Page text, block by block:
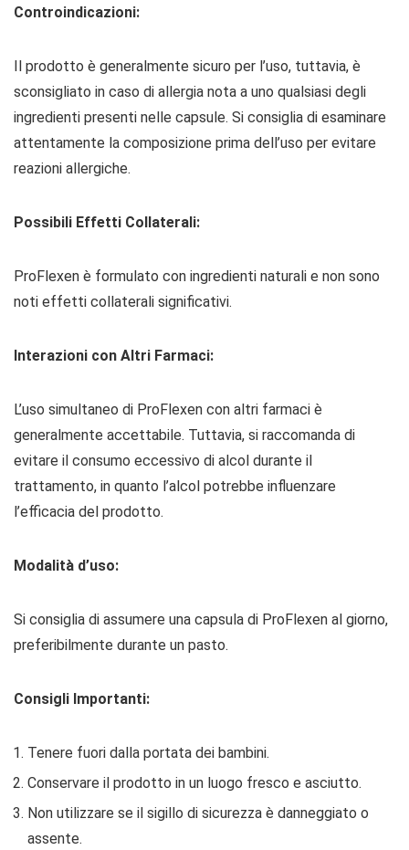
Controindicazioni:
Il prodotto è generalmente sicuro per l’uso, tuttavia, è
sconsigliato in caso di allergia nota a uno qualsiasi degli
ingredienti presenti nelle capsule. Si consiglia di esaminare
attentamente la composizione prima dell’uso per evitare
reazioni allergiche.
Possibili Effetti Collaterali:
ProFlexen è formulato con ingredienti naturali e non sono
noti effetti collaterali significativi.
Interazioni con Altri Farmaci:
L’uso simultaneo di ProFlexen con altri farmaci è
generalmente accettabile. Tuttavia, si raccomanda di
evitare il consumo eccessivo di alcol durante il
trattamento, in quanto l’alcol potrebbe influenzare
l’efficacia del prodotto.
Modalità d’uso:
Si consiglia di assumere una capsula di ProFlexen al giorno,
preferibilmente durante un pasto.
Consigli Importanti:
Tenere fuori dalla portata dei bambini.
Conservare il prodotto in un luogo fresco e asciutto.
Non utilizzare se il sigillo di sicurezza è danneggiato o
assente.